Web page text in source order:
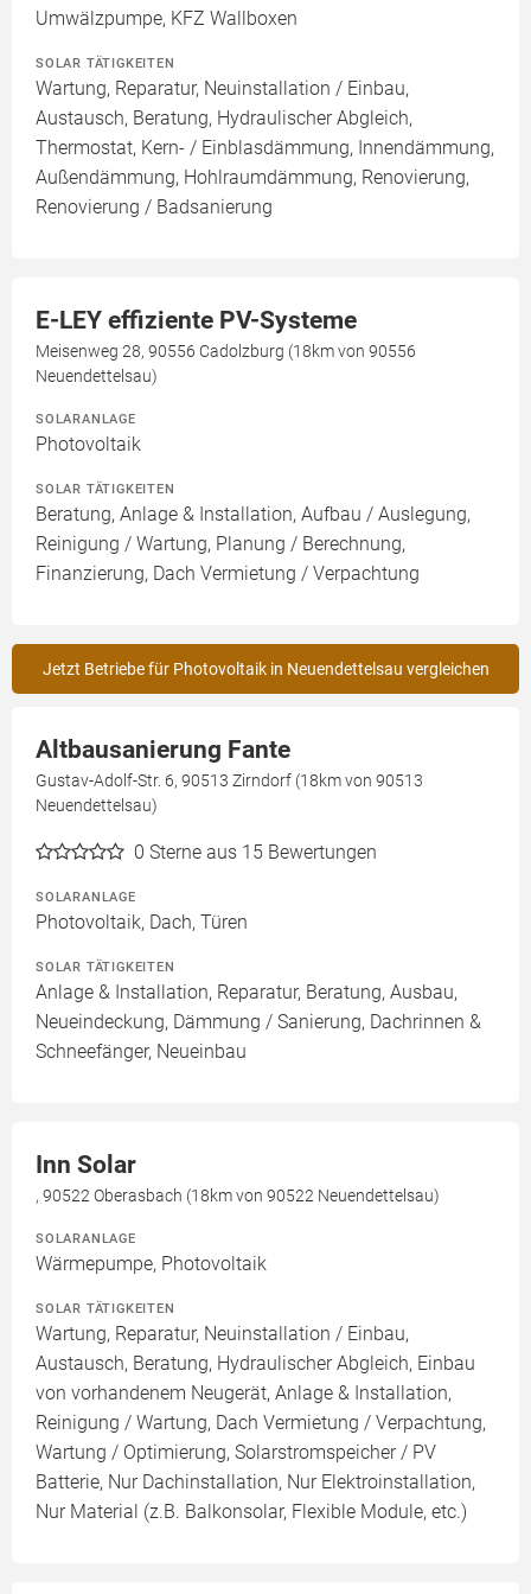
Umwälzpumpe, KFZ Wallboxen
SOLAR TÄTIGKEITEN
Wartung, Reparatur, Neuinstallation / Einbau,
Austausch, Beratung, Hydraulischer Abgleich,
Thermostat, Kern- / Einblasdämmung, Innendämmung,
Außendämmung, Hohlraumdämmung, Renovierung,
Renovierung / Badsanierung
E-LEY effiziente PV-Systeme
Meisenweg 28, 90556 Cadolzburg (18km von 90556
Neuendettelsau)
SOLARANLAGE
Photovoltaik
SOLAR TÄTIGKEITEN
Beratung, Anlage & Installation, Aufbau / Auslegung,
Reinigung / Wartung, Planung / Berechnung,
Finanzierung, Dach Vermietung / Verpachtung
Jetzt Betriebe für Photovoltaik in Neuendettelsau vergleichen
Altbausanierung Fante
Gustav-Adolf-Str. 6, 90513 Zirndorf (18km von 90513
Neuendettelsau)
0 Sterne aus 15 Bewertungen
SOLARANLAGE
Photovoltaik, Dach, Türen
SOLAR TÄTIGKEITEN
Anlage & Installation, Reparatur, Beratung, Ausbau,
Neueindeckung, Dämmung / Sanierung, Dachrinnen &
Schneefänger, Neueinbau
Inn Solar
, 90522 Oberasbach (18km von 90522 Neuendettelsau)
SOLARANLAGE
Wärmepumpe, Photovoltaik
SOLAR TÄTIGKEITEN
Wartung, Reparatur, Neuinstallation / Einbau,
Austausch, Beratung, Hydraulischer Abgleich, Einbau
von vorhandenem Neugerät, Anlage & Installation,
Reinigung / Wartung, Dach Vermietung / Verpachtung,
Wartung / Optimierung, Solarstromspeicher / PV
Batterie, Nur Dachinstallation, Nur Elektroinstallation,
Nur Material (z.B. Balkonsolar, Flexible Module, etc.)